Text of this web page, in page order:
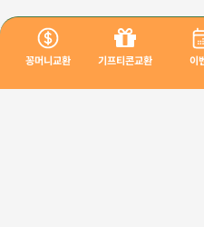
꽁머니교환 기프티콘교환 이